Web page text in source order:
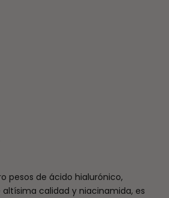
pesos de ácido hialurónico,
altísima calidad y niacinamida, es